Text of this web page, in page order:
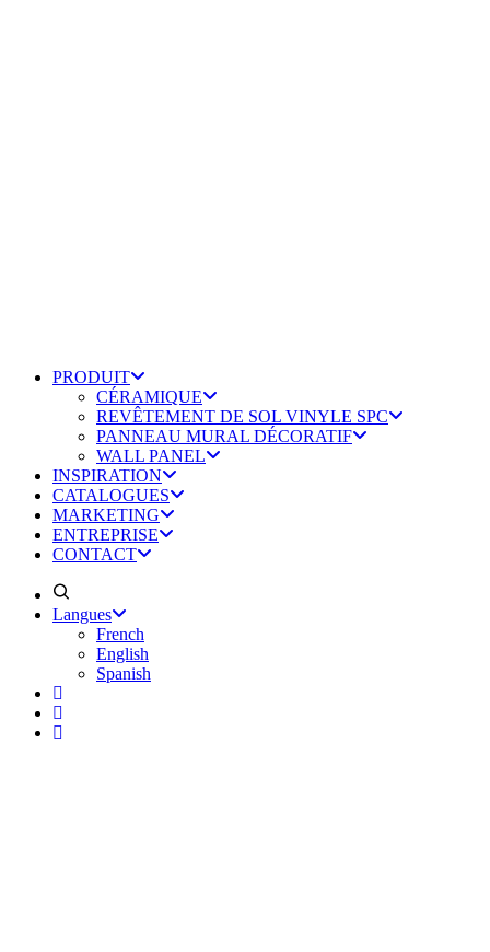
PRODUIT
CÉRAMIQUE
REVÊTEMENT DE SOL VINYLE SPC
PANNEAU MURAL DÉCORATIF
WALL PANEL
INSPIRATION
CATALOGUES
MARKETING
ENTREPRISE
CONTACT
Langues
French
English
Spanish